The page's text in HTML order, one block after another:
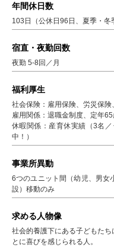
年間休日数
103日（公休日96日、夏季・冬
宿直・夜勤回数
夜勤 5-8回／月
福利厚生
社会保険：雇用保険、労災保
雇用関係：退職金制度、定年
休暇関係：産育休実績（3名
中！）
事業所異動
6つのユニット間（幼児、男女
設）移動のみ
求める人物像
社会的養護下にある子どもた
とに喜びを感じられる人。